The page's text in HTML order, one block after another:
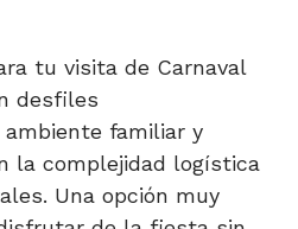
tu visita de Carnaval
desfiles
familiar y
la complejidad logística
Una opción muy